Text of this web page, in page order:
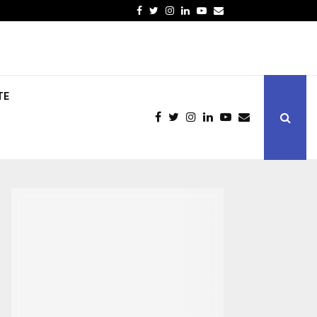
Facebook
Twitter
Instagram
LinkedinYoutube
Email